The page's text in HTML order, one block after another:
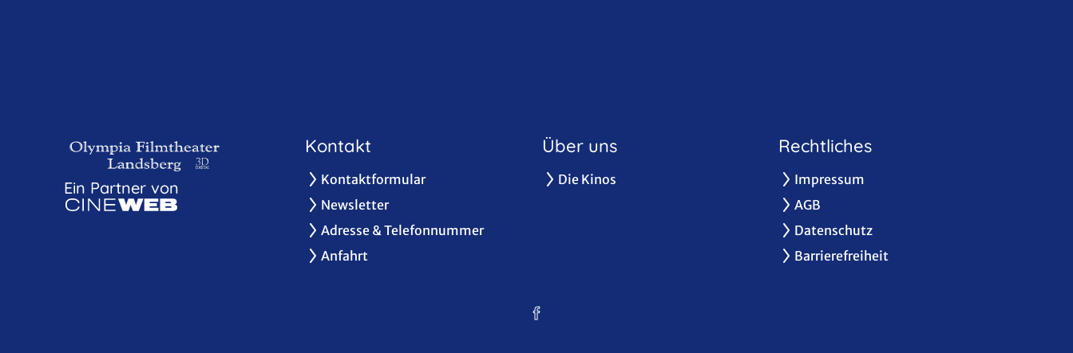
Ein Partner von
Kontakt
Kontaktformular
Newsletter
Adresse & Telefonnummer
Anfahrt
Über uns
Die Kinos
Rechtliches
Impressum
AGB
Datenschutz
Barrierefreiheit